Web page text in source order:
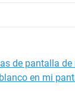
de pantalla de
en mi